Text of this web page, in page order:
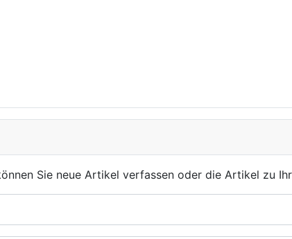
Sie neue Artikel verfassen oder die Artikel zu